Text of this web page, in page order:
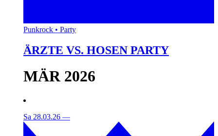
Punkrock • Party
ÄRZTE VS. HOSEN PARTY
MÄR 2026
Sa 28.03.26 —